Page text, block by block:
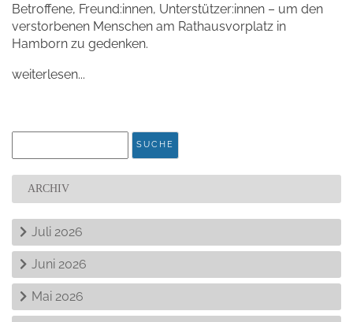
Betroffene, Freund:innen, Unterstützer:innen – um den
verstorbenen Menschen am Rathausvorplatz in
Hamborn zu gedenken.
weiterlesen...
ARCHIV
Juli 2026
Juni 2026
Mai 2026